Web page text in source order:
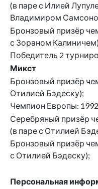
(в паре с Илией
Владимиром
Бронзовый призёр
с Зораном
Победитель 2
Микст
Бронзовый призёр
Отилией Бэдеску);
Чемпион Европы:
Серебряный призёр
(в паре с Отилией
Бронзовый призёр
с Отилией Бэдеску);
Персональная